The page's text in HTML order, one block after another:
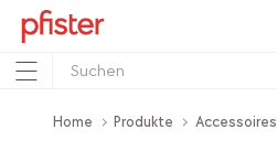
Home Produkte Accessoires